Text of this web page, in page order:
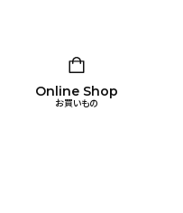
Online Shop
お買いもの